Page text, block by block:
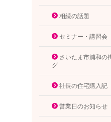
相続の話題
セミナー・講習会
さいたま市浦和の
グ
社長の住宅購入記
営業日のお知らせ